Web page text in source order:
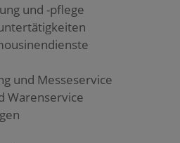
und -pflege
und Messeservice
Warenservice